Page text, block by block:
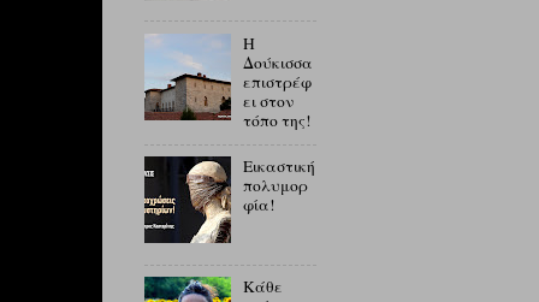
Η
Δούκισσα
επιστρέφ
ει στον
τόπο της!
Εικαστική
πολυμορ
φία!
Κάθε